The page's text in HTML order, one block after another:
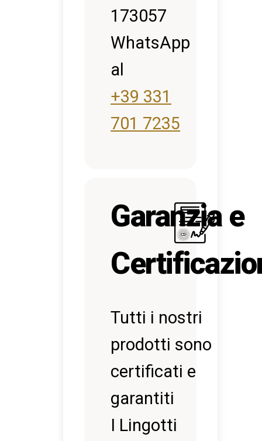
173057
WhatsApp
al
+39 331
701 7235
Garanzia e
Tutti i nostri
prodotti sono
certificati e
garantiti
I Lingotti